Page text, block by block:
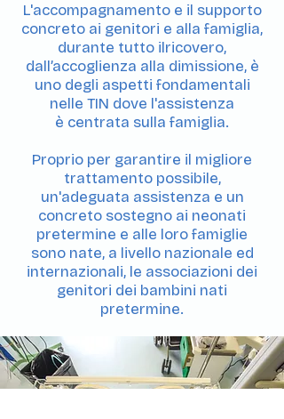
L'accompagnamento e il supporto
concreto ai genitori e alla famiglia,
durante tutto ilricovero,
dall’accoglienza alla dimissione, è
uno degli aspetti fondamentali
nelle TIN dove l'assistenza
è centrata sulla famiglia.
Proprio per garantire il migliore
trattamento possibile,
un'adeguata assistenza e un
concreto sostegno ai neonati
pretermine e alle loro famiglie
sono nate, a livello nazionale ed
internazionali, le associazioni dei
genitori dei bambini nati
pretermine.